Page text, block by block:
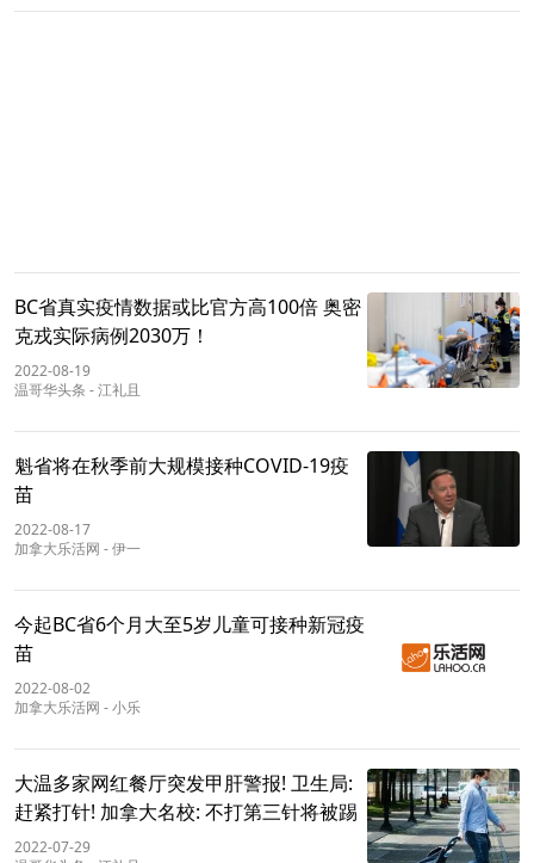
BC省真实疫情数据或比官方高100倍 奥密
克戎实际病例2030万！
2022-08-19
温哥华头条 -江礼且
魁省将在秋季前大规模接种COVID-19疫
苗
2022-08-17
加拿大乐活网 -伊一
今起BC省6个月大至5岁儿童可接种新冠疫
苗
2022-08-02
加拿大乐活网 -小乐
大温多家网红餐厅突发甲肝警报! 卫生局:
赶紧打针! 加拿大名校: 不打第三针将被踢
2022-07-29